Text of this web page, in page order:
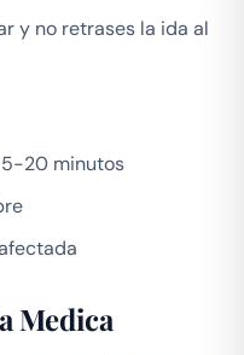
y no retrases la ida al
20 minutos
Medica